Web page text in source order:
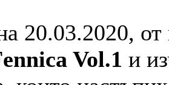
20.03.2020,
Vol.1 и